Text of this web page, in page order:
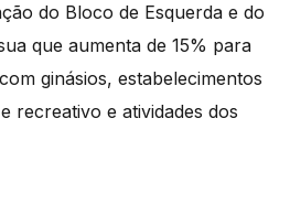
do Bloco de Esquerda e do
que aumenta de 15% para
ginásios, estabelecimentos
recreativo e atividades dos